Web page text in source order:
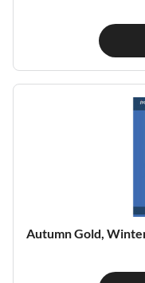
Autumn Gold,